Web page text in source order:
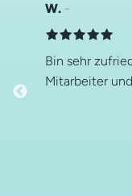
W.
Bin sehr zufrieden
Mitarbeiter